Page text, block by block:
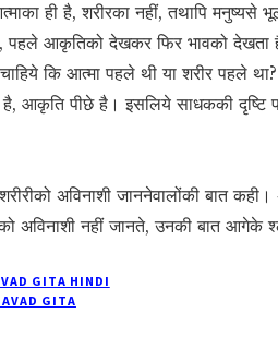
ही है, शरीरका नहीं, तथापि
पहले आकृतिको देखकर फिर भावको देखता
कि आत्मा पहले थी या शरीर पहले
है, आकृति पीछे है। इसलिये साधककी दृष्टि
अविनाशी जाननेवालोंकी बात
अविनाशी नहीं जानते, उनकी बात आगेके
GITA HINDI
GITA